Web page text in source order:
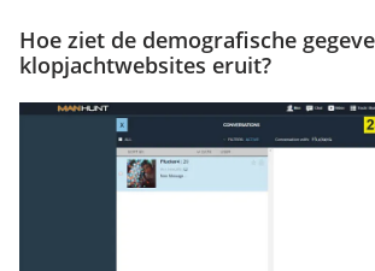
Hoe ziet de demografische
klopjachtwebsites eruit?